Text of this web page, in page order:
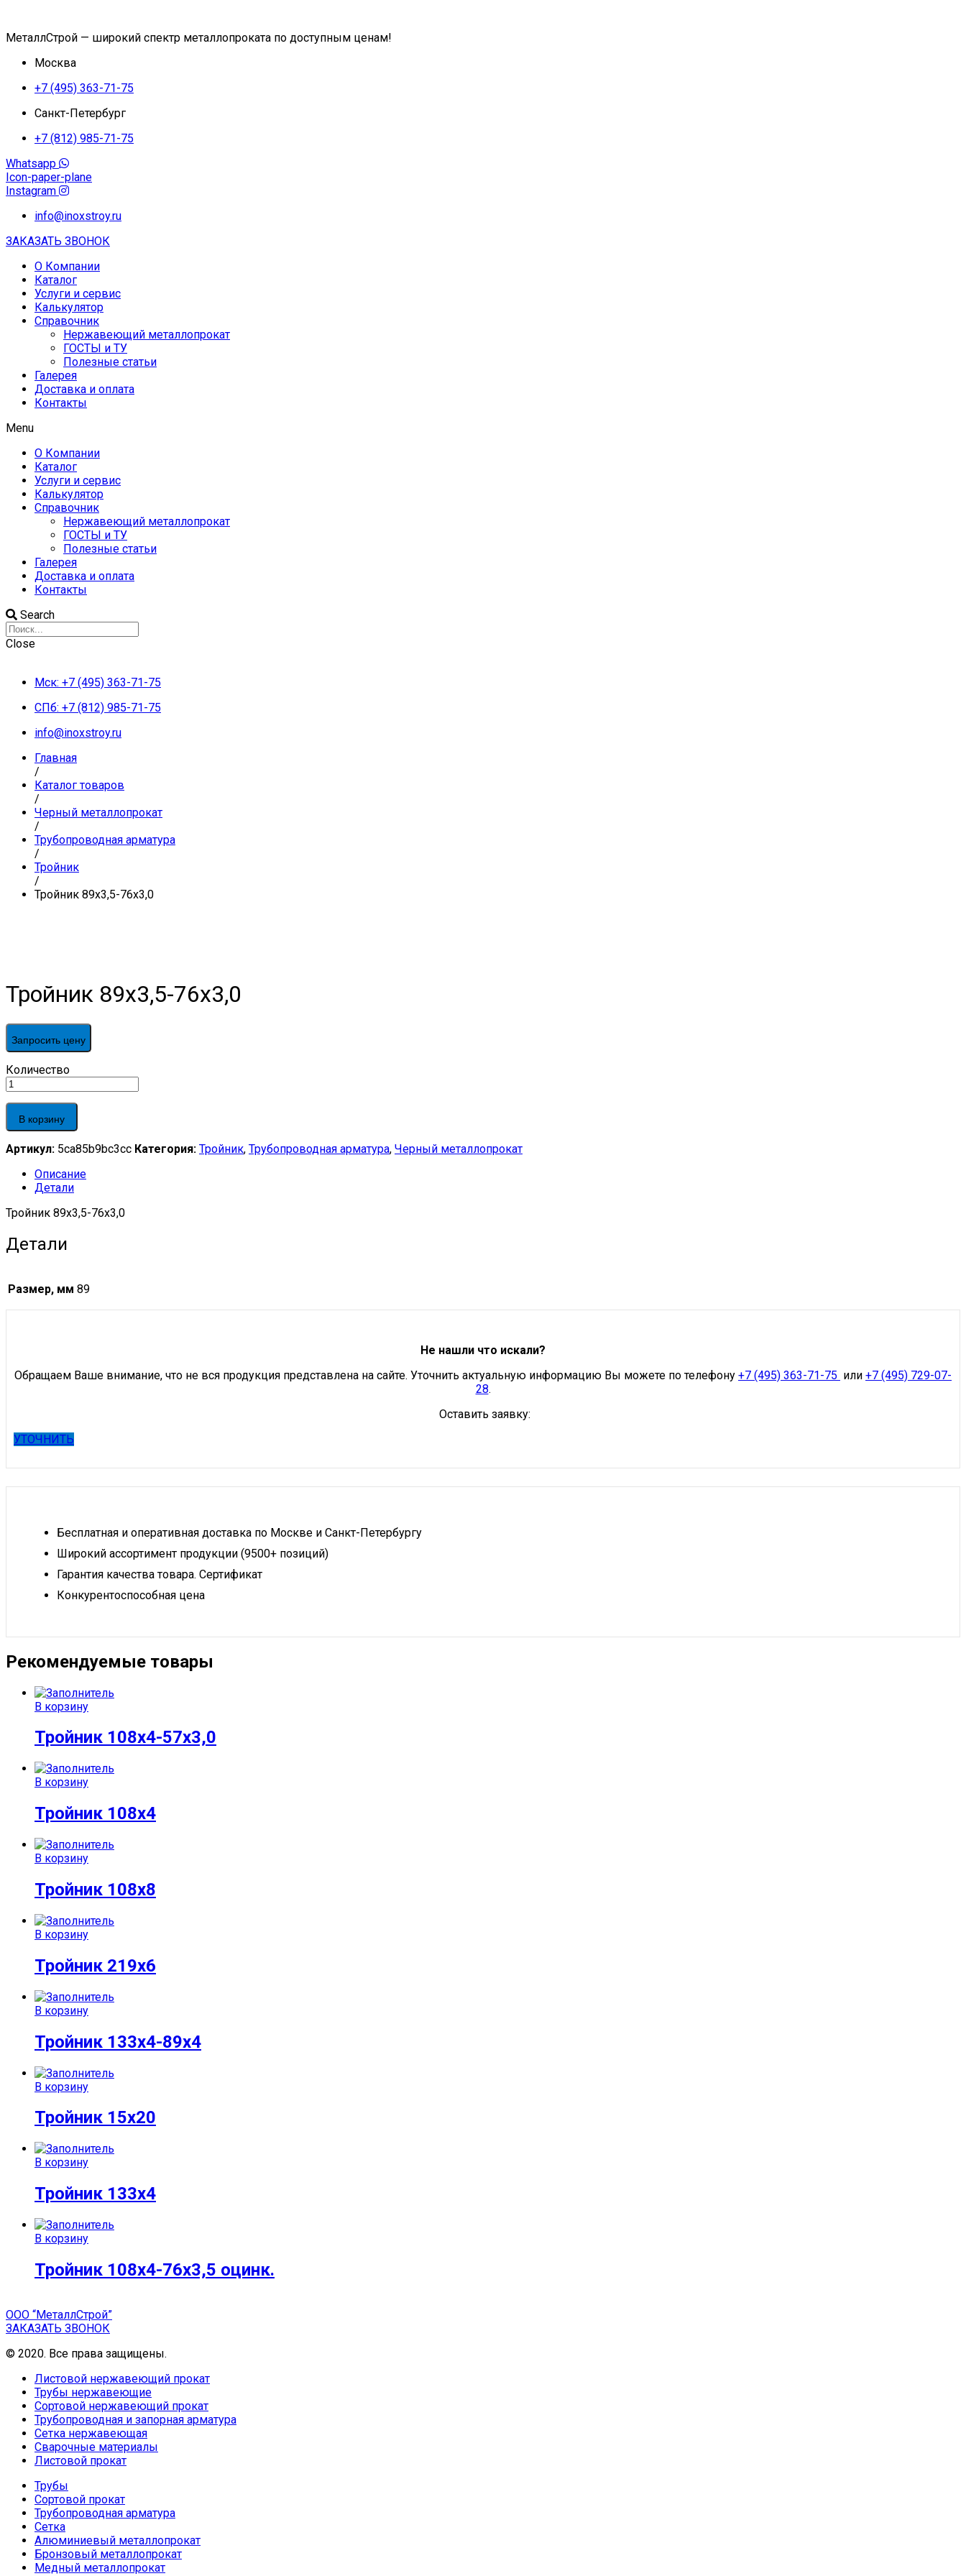
МеталлСтрой — широкий спектр металлопроката по доступным ценам!
Москва
+7 (495) 363-71-75
Санкт-Петербург
+7 (812) 985-71-75
Whatsapp
Icon-paper-plane
Instagram
info@inoxstroy.ru
ЗАКАЗАТЬ ЗВОНОК
О Компании
Каталог
Услуги и сервис
Калькулятор
Справочник
Нержавеющий металлопрокат
ГОСТЫ и ТУ
Полезные статьи
Галерея
Доставка и оплата
Контакты
Menu
О Компании
Каталог
Услуги и сервис
Калькулятор
Справочник
Нержавеющий металлопрокат
ГОСТЫ и ТУ
Полезные статьи
Галерея
Доставка и оплата
Контакты
Search
Close
Мск: +7 (495) 363-71-75
СПб: +7 (812) 985-71-75
info@inoxstroy.ru
Главная
/
Каталог товаров
/
Черный металлопрокат
/
Трубопроводная арматура
/
Тройник
/
Тройник 89х3,5-76х3,0
Тройник 89х3,5-76х3,0
Запросить цену
Тройник
89х3,5-
76х3,0
quantity
Количество
В корзину
Артикул: 5ca85b9bc3cc Категория: Тройник, Трубопроводная арматура, Черный металлопрокат
Описание
Детали
Тройник 89х3,5-76х3,0
Детали
Размер, мм 89
Не нашли что искали?
Обращаем Ваше внимание, что не вся продукция представлена на сайте. Уточнить актуальную информацию Вы можете по телефону +7 (495) 363-71-75 или +7 (495) 729-07-
28.
Оставить заявку:
УТОЧНИТЬ
Бесплатная и оперативная доставка по Москве и Санкт-Петербургу
Широкий ассортимент продукции (9500+ позиций)
Гарантия качества товара. Сертификат
Конкурентоспособная цена
Рекомендуемые товары
В корзину
Тройник 108х4-57х3,0
В корзину
Тройник 108х4
В корзину
Тройник 108х8
В корзину
Тройник 219х6
В корзину
Тройник 133х4-89х4
В корзину
Тройник 15х20
В корзину
Тройник 133х4
В корзину
Тройник 108х4-76х3,5 оцинк.
ООО “МеталлСтрой”
ЗАКАЗАТЬ ЗВОНОК
© 2020. Все права защищены.
Листовой нержавеющий прокат
Трубы нержавеющие
Сортовой нержавеющий прокат
Трубопроводная и запорная арматура
Сетка нержавеющая
Сварочные материалы
Листовой прокат
Трубы
Сортовой прокат
Трубопроводная арматура
Сетка
Алюминиевый металлопрокат
Бронзовый металлопрокат
Медный металлопрокат